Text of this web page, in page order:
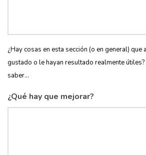
¿Hay cosas en esta sección (o en general) que
gustado o le hayan resultado realmente
saber...
¿Qué hay que mejorar?